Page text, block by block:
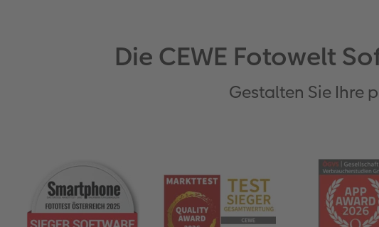
Die CEWE Fotowelt
Gestalten Sie Ihre